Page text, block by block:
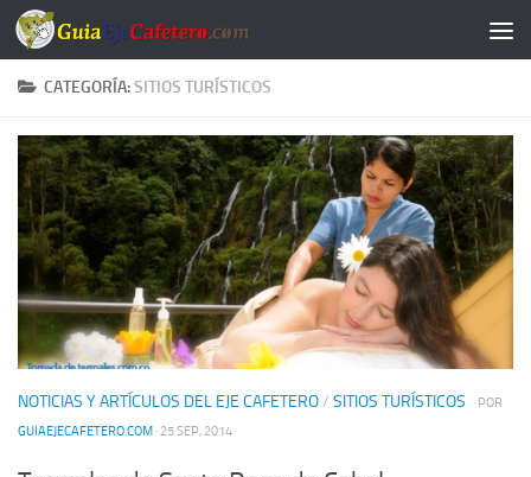
Saltar al contenido
CATEGORÍA:SITIOS TURÍSTICOS
NOTICIAS Y ARTÍCULOS DEL EJE CAFETERO/ SITIOS TURÍSTICOS · POR
GUIAEJECAFETERO.COM · 25 SEP, 2014